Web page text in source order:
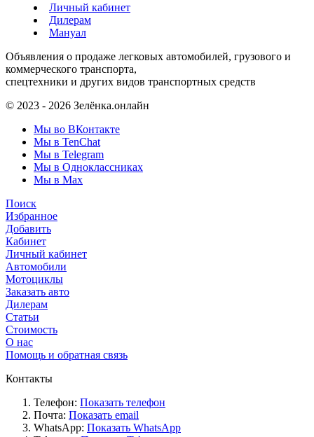
Личный кабинет
Дилерам
Мануал
Объявления о продаже легковых автомобилей, грузового и
коммерческого транспорта,
спецтехники и других видов транспортных средств
© 2023 - 2026 Зелёнка.онлайн
Мы во ВКонтакте
Мы в TenChat
Мы в Telegram
Мы в Одноклассниках
Мы в Max
Поиск
Избранное
Добавить
Кабинет
Личный кабинет
Автомобили
Мотоциклы
Заказать авто
Дилерам
Статьи
Стоимость
О нас
Помощь и обратная связь
Контакты
Телефон: Показать телефон
Почта: Показать email
WhatsApp: Показать WhatsApp